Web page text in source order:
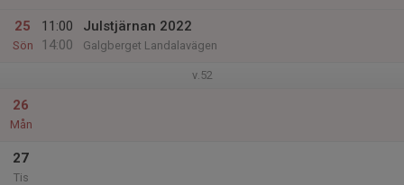
25
Sön
11:00
14:00
Julstjärnan 2022
Galgberget Landalavägen
v.52
26
Mån
27
Tis